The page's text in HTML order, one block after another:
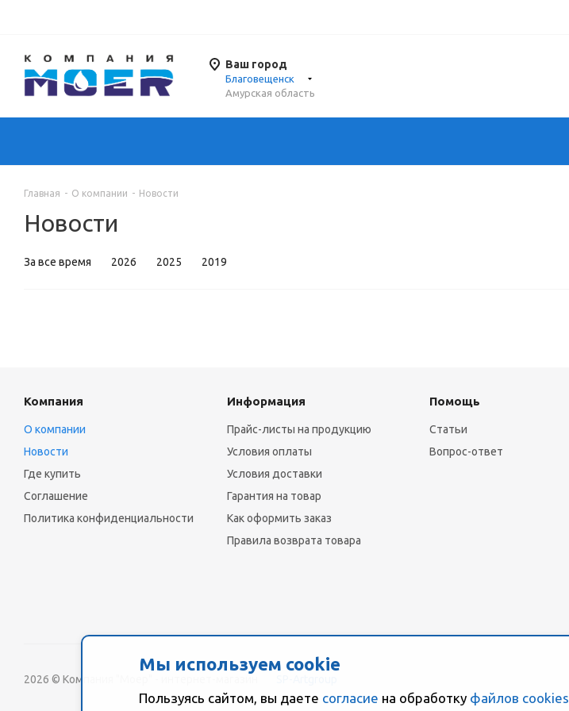
Ваш город
Благовещенск
Амурская область
Главная - О компании - Новости
Новости
За все время 2026 2025 2019
Мы используем cookie
Пользуясь сайтом, вы даете согласие на обработку файлов cookies
Компания
О компании
Новости
Где купить
Соглашение
Политика конфиденциальности
Информация
Прайс-листы на продукцию
Условия оплаты
Условия доставки
Гарантия на товар
Как оформить заказ
Правила возврата товара
Помощь
Статьи
Вопрос-ответ
2026 © Компания "Моер" - интернет-магазин